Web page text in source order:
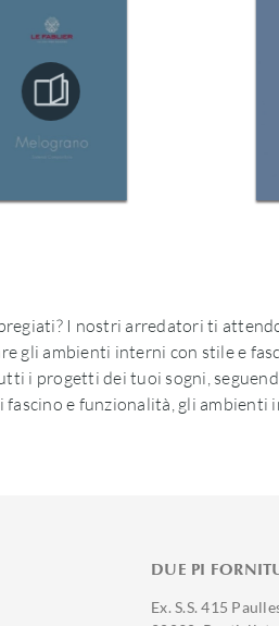
I nostri arredatori ti
gli ambienti interni con stile e
i progetti dei tuoi sogni,
e funzionalità, gli ambienti
DUE PI
Ex. S.S. 415